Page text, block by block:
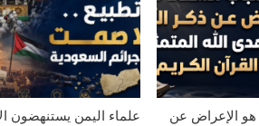
هو الإعراض عن
علماء اليمن يستنهضون